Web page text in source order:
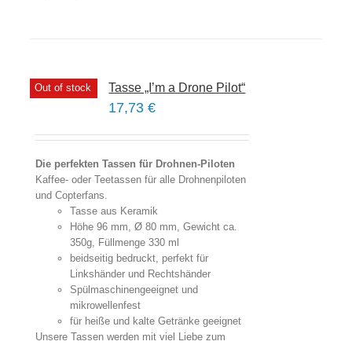
Out of stock Tasse „I’m a Drone Pilot“
17,73€
Die perfekten Tassen für Drohnen-Piloten
Kaffee- oder Teetassen für alle Drohnenpiloten
und Copterfans.
Tasse aus Keramik
Höhe 96 mm, Ø 80 mm, Gewicht ca.
350g, Füllmenge 330 ml
beidseitig bedruckt, perfekt für
Linkshänder und Rechtshänder
Spülmaschinengeeignet und
mikrowellenfest
für heiße und kalte Getränke geeignet
Unsere Tassen werden mit viel Liebe zum